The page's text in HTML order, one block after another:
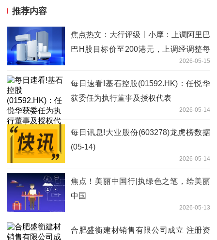
推荐内容
焦点热文：大行评级丨小摩：上调阿里巴
巴H股目标价至200港元，上调经调整每
2026-05-15
每日速看!基石控股(01592.HK)：任悦华
获委任为执行董事及授权代表
2026-05-14
每日讯息!大业股份(603278)龙虎榜数据
(05-14)
2026-05-14
焦点！美丽中国行|执绿色之笔，绘美丽
中国
2026-05-13
合肥盛衡建材销售有限公司成立 注册资